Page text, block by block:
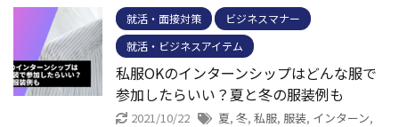
就活・面接対策
ビジネスマナー
就活・ビジネスアイテム
私服OKのインターンシップはどんな服で
参加したらいい？夏と冬の服装例も
2021/10/22 夏, 冬, 私服, 服装, インターン,